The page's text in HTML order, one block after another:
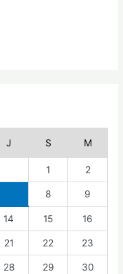
J S M
1 2
8 9
14 15 16
21 22 23
28 29 30